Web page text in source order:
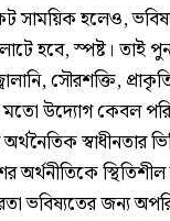
সাময়িক হলেও,
হবে, স্পষ্ট। তাই
সৌরশক্তি,
মতো উদ্যোগ কেবল
স্বাধীনতার
অর্থনীতিকে স্থিতিশীল
ভবিষ্যতের জন্য